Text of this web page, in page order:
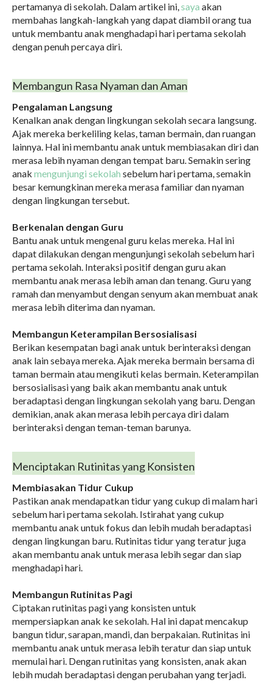
pertamanya di sekolah. Dalam artikel ini,saya akan
membahas langkah-langkah yang dapat diambil orang tua
untuk membantu anak menghadapi hari pertama sekolah
dengan penuh percaya diri.
Membangun Rasa Nyaman dan Aman
Pengalaman Langsung
Kenalkan anak dengan lingkungan sekolah secara langsung.
Ajak mereka berkeliling kelas, taman bermain, dan ruangan
lainnya. Hal ini membantu anak untuk membiasakan diri dan
merasa lebih nyaman dengan tempat baru. Semakin sering
anak mengunjungi sekolah sebelum hari pertama, semakin
besar kemungkinan mereka merasa familiar dan nyaman
dengan lingkungan tersebut.
Berkenalan dengan Guru
Bantu anak untuk mengenal guru kelas mereka. Hal ini
dapat dilakukan dengan mengunjungi sekolah sebelum hari
pertama sekolah. Interaksi positif dengan guru akan
membantu anak merasa lebih aman dan tenang. Guru yang
ramah dan menyambut dengan senyum akan membuat anak
merasa lebih diterima dan nyaman.
Membangun Keterampilan Bersosialisasi
Berikan kesempatan bagi anak untuk berinteraksi dengan
anak lain sebaya mereka. Ajak mereka bermain bersama di
taman bermain atau mengikuti kelas bermain. Keterampilan
bersosialisasi yang baik akan membantu anak untuk
beradaptasi dengan lingkungan sekolah yang baru. Dengan
demikian, anak akan merasa lebih percaya diri dalam
berinteraksi dengan teman-teman barunya.
Menciptakan Rutinitas yang Konsisten
Membiasakan Tidur Cukup
Pastikan anak mendapatkan tidur yang cukup di malam hari
sebelum hari pertama sekolah. Istirahat yang cukup
membantu anak untuk fokus dan lebih mudah beradaptasi
dengan lingkungan baru. Rutinitas tidur yang teratur juga
akan membantu anak untuk merasa lebih segar dan siap
menghadapi hari.
Membangun Rutinitas Pagi
Ciptakan rutinitas pagi yang konsisten untuk
mempersiapkan anak ke sekolah. Hal ini dapat mencakup
bangun tidur, sarapan, mandi, dan berpakaian. Rutinitas ini
membantu anak untuk merasa lebih teratur dan siap untuk
memulai hari. Dengan rutinitas yang konsisten, anak akan
lebih mudah beradaptasi dengan perubahan yang terjadi.